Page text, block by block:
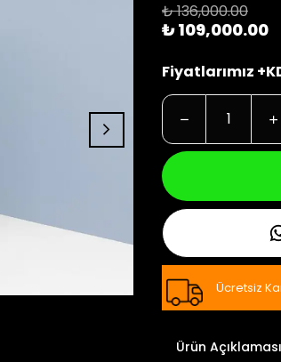
₺ 136,000.00
₺ 109,000.00
Fiyatlarımız
Ücretsiz
Ürün Açıklaması